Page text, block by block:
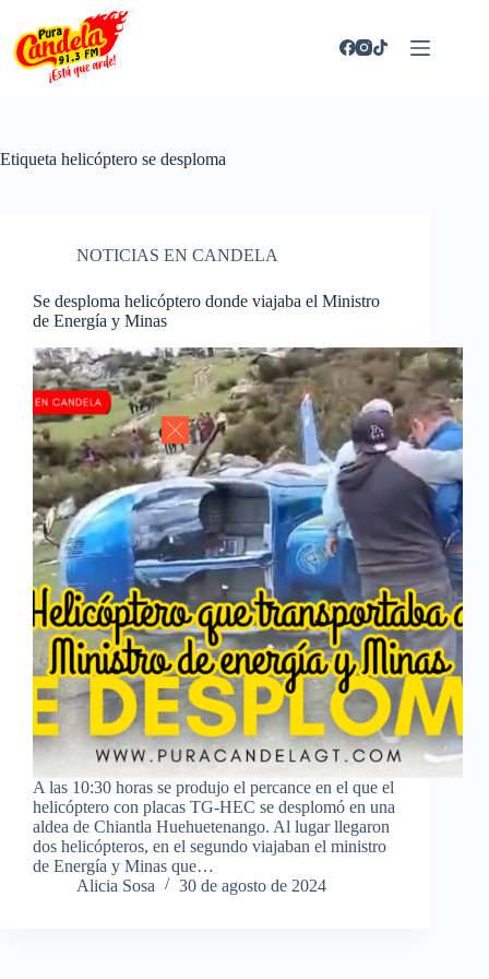
contenido
Etiqueta helicóptero se desploma
NOTICIAS EN CANDELA
Se desploma helicóptero donde viajaba el Ministro
de Energía y Minas
A las 10:30 horas se produjo el percance en el que el
helicóptero con placas TG-HEC se desplomó en una
aldea de Chiantla Huehuetenango. Al lugar llegaron
dos helicópteros, en el segundo viajaban el ministro
de Energía y Minas que…
Alicia Sosa
30 de agosto de 2024